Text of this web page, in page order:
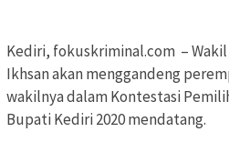
Kediri, fokuskriminal.com –
Ikhsan akan menggandeng
wakilnya dalam Kontestasi
Bupati Kediri 2020 mendatang.